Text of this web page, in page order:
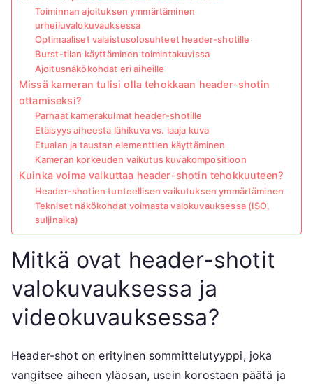
Toiminnan ajoituksen ymmärtäminen
urheiluvalokuvauksessa
Optimaaliset valaistusolosuhteet header-shotille
Burst-tilan käyttäminen toimintakuvissa
Ajoitusnäkökohdat eri aiheille
Missä kameran tulisi olla tehokkaan header-shotin
ottamiseksi?
Parhaat kamerakulmat header-shotille
Etäisyys aiheesta lähikuva vs. laaja kuva
Etualan ja taustan elementtien käyttäminen
Kameran korkeuden vaikutus kuvakompositioon
Kuinka voima vaikuttaa header-shotin tehokkuuteen?
Header-shotien tunteellisen vaikutuksen ymmärtäminen
Tekniset näkökohdat voimasta valokuvauksessa (ISO,
suljinaika)
Mitkä ovat header-shotit
valokuvauksessa ja
videokuvauksessa?
Header-shot on erityinen sommittelutyyppi, joka
vangitsee aiheen yläosan, usein korostaen päätä ja